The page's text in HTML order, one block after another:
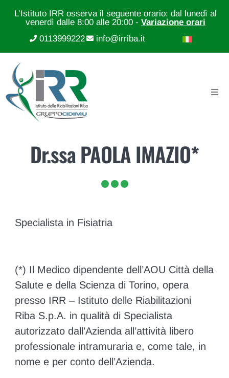
L’Istituto IRR osserva il seguente orario: dal lunedì al
venerdì dalle 8:00 alle 20:00 -Variazione orari
0113999222
info@irriba.it
Dr.ssa PAOLA IMAZIO*
Specialista in Fisiatria
(*) Il Medico dipendente dell’AOU Città della
Salute e della Scienza di Torino, opera
presso IRR – Istituto delle Riabilitazioni
Riba S.p.A. in qualità di Specialista
autorizzato dall’Azienda all’attività libero
professionale intramuraria e, come tale, in
nome e per conto dell’Azienda.